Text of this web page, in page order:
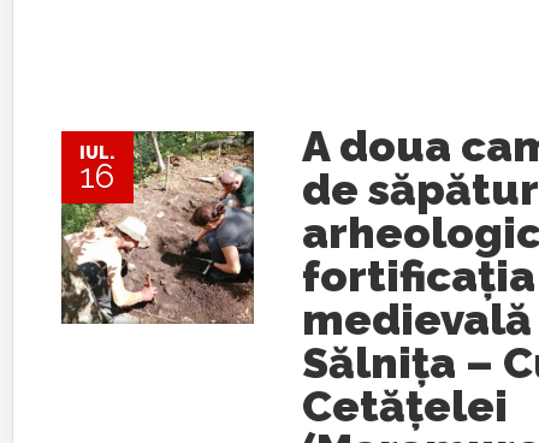
IUL.
16
A doua
de
fortificația
Sălnița –
Cetățelei